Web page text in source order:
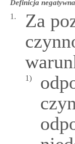
Definicja
1.
Za
1)